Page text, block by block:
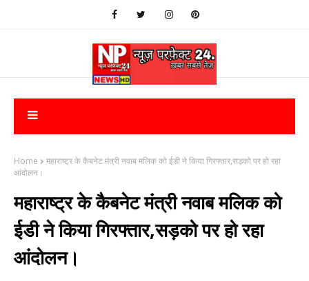
Home
महाराष्ट्र के कैबनेट मंत्री नवाब मलिक को ईडी ने किया गिरफ्तार,सड़को पर हो रहा
आंदोलन।
महाराष्ट्र के कैबनेट मंत्री नवाब मलिक को
ईडी ने किया गिरफ्तार,सड़को पर हो रहा
आंदोलन।